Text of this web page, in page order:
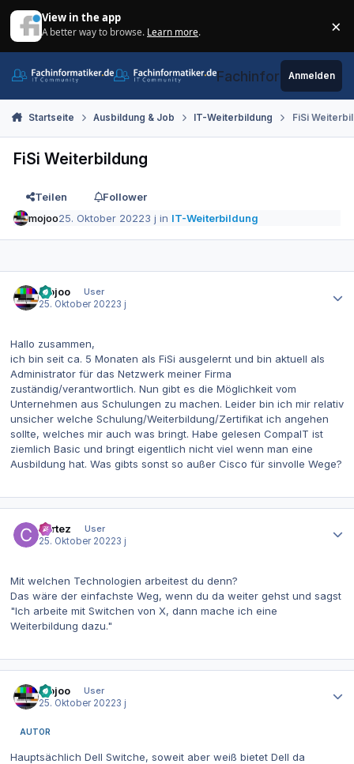
View in the app
A better way to browse. Learn more. ×
Fachinformatiker.de
Anmelden
Startseite Ausbildung & Job IT-Weiterbildung FiSi
FiSi Weiterbildung
Teilen
Follower
mojoo25. Oktober 20223 j in IT-Weiterbildung
mojoo
User
25. Oktober 20223 j
Hallo zusammen,
ich bin seit ca. 5 Monaten als FiSi ausgelernt und bin aktuell als
Administrator für das Netzwerk meiner Firma
zuständig/verantwortlich. Nun gibt es die Möglichkeit vom
Unternehmen aus Schulungen zu machen. Leider bin ich mir relativ
unsicher welche Schulung/Weiterbildung/Zertifikat ich angehen
sollte, welches mir auch was bringt. Habe gelesen CompaIT ist
ziemlich Basic und bringt eigentlich nicht viel wenn man eine
Ausbildung hat. Was gibts sonst so außer Cisco für sinvolle Wege?
cortez
User
25. Oktober 20223 j
Mit welchen Technologien arbeitest du denn?
Das wäre der einfachste Weg, wenn du da weiter gehst und sagst
"Ich arbeite mit Switchen von X, dann mache ich eine
Weiterbildung dazu."
mojoo
User
25. Oktober 20223 j
AUTOR
Hauptsächlich Dell Switche, soweit aber weiß bietet Dell da